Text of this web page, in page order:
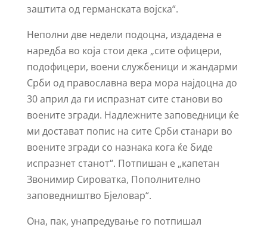
заштита од германската војска“.
Неполни две недели подоцна, издадена е
наредба во која стои дека „сите офицери,
подофицери, воени службеници и жандарми
Срби од православна вера мора најдоцна до
30 април да ги испразнат сите станови во
воените згради. Надлежните заповедници ќе
ми достават попис на сите Срби станари во
воените згради со назнака кога ќе биде
испразнет станот“. Потпишан е „капетан
Звонимир Сироватка, Пополнително
заповедништво Бјеловар“.
Она, пак, унапредување го потпишал